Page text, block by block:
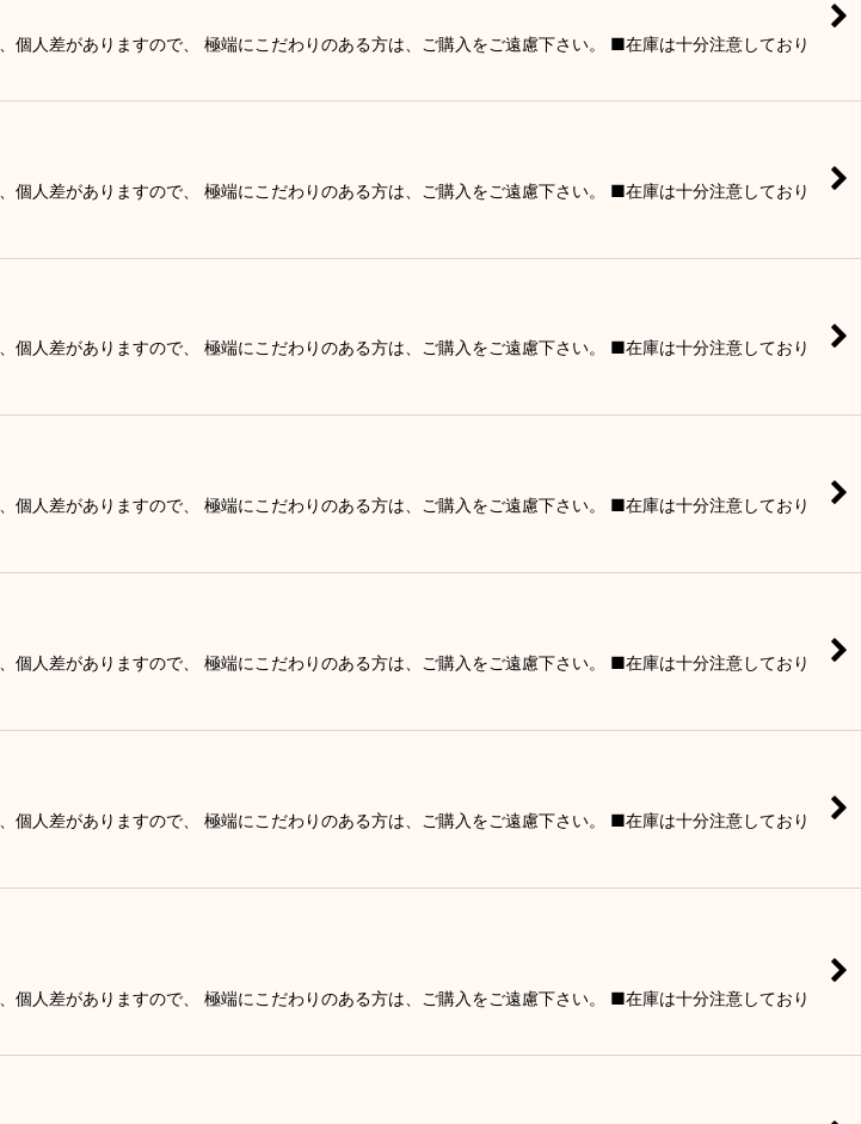
人差がありますので、 極端にこだわりのある方は、ご購入をご遠慮下さい。 ■在庫は十分注意しており
人差がありますので、 極端にこだわりのある方は、ご購入をご遠慮下さい。 ■在庫は十分注意しており
人差がありますので、 極端にこだわりのある方は、ご購入をご遠慮下さい。 ■在庫は十分注意しており
人差がありますので、 極端にこだわりのある方は、ご購入をご遠慮下さい。 ■在庫は十分注意しており
人差がありますので、 極端にこだわりのある方は、ご購入をご遠慮下さい。 ■在庫は十分注意しており
人差がありますので、 極端にこだわりのある方は、ご購入をご遠慮下さい。 ■在庫は十分注意しており
人差がありますので、 極端にこだわりのある方は、ご購入をご遠慮下さい。 ■在庫は十分注意しており